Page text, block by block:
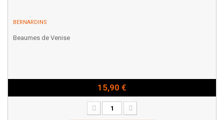
BERNARDINS
Beaumes de Venise
15,90 €